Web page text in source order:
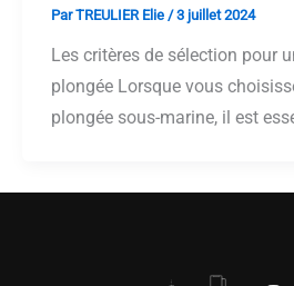
ParTREULIER Elie /3 juillet 2024
Les critères de sélection pour
plongée Lorsque vous
plongée sous-marine, il est